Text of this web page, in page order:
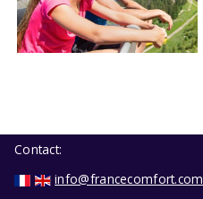
Contact:
info@francecomfort.com